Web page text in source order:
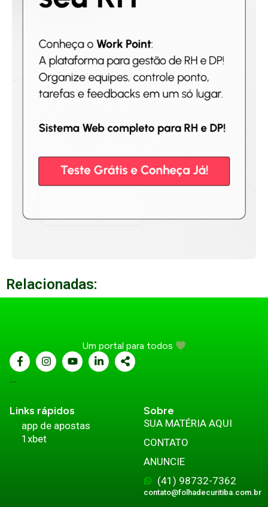
Relacionadas:
Um portal para todos
...
Links rápidos
app de apostas
1xbet
Sobre
SUA MATÉRIA AQUI
CONTATO
ANUNCIE
(41) 98732-7362
contato@folhadecuritiba.com.br